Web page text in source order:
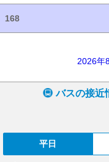
168
2026年
バスの接近
平日